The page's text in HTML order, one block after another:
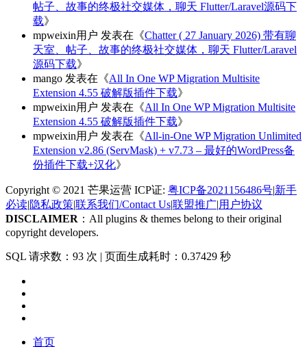
帖子、故事的终极社交媒体，聊天 Flutter/Laravel源码下
载》
mpweixin用户 发表在《Chatter ( 27 January 2026) 带有聊
天室、帖子、故事的终极社交媒体，聊天 Flutter/Laravel
源码下载》
mango 发表在《All In One WP Migration Multisite
Extension 4.55 破解版插件下载》
mpweixin用户 发表在《All In One WP Migration Multisite
Extension 4.55 破解版插件下载》
mpweixin用户 发表在《All-in-One WP Migration Unlimited
Extension v2.86 (ServMask) + v7.73 – 最好的WordPress备
份插件下载+汉化》
Copyright © 2021 芒果运营 ICP证: 粤ICP备2021156486号|新手
必读|隐私政策|联系我们/Contact Us|联盟推广|用户协议
DISCLAIMER ：All plugins & themes belong to their original
copyright developers.
SQL 请求数：93 次 | 页面生成耗时：0.37429 秒
首页